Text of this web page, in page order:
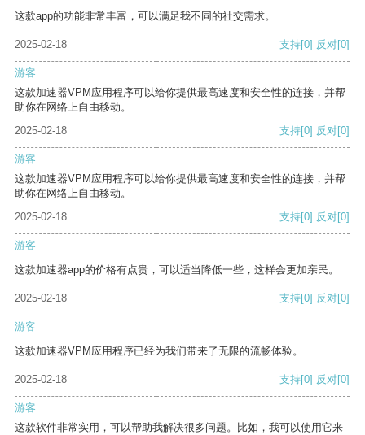
这款app的功能非常丰富，可以满足我不同的社交需求。
2025-02-18 支持[0] 反对[0]
游客
这款加速器VPM应用程序可以给你提供最高速度和安全性的连接，并帮
助你在网络上自由移动。
2025-02-18
支持[0] 反对[0]
游客
这款加速器VPM应用程序可以给你提供最高速度和安全性的连接，并帮
助你在网络上自由移动。
2025-02-18
支持[0] 反对[0]
游客
这款加速器app的价格有点贵，可以适当降低一些，这样会更加亲民。
2025-02-18 支持[0] 反对[0]
游客
这款加速器VPM应用程序已经为我们带来了无限的流畅体验。
2025-02-18 支持[0] 反对[0]
游客
这款软件非常实用，可以帮助我解决很多问题。比如，我可以使用它来